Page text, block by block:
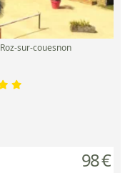
Roz-sur-couesnon
98 €